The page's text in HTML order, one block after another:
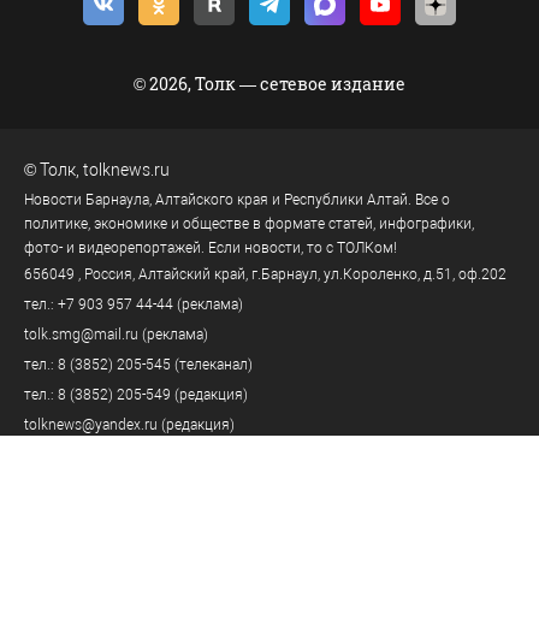
© 2026, Толк — сетевое издание
©Толк tolknews.ru
Новости Барнаула, Алтайского края и Республики Алтай. Все о
политике, экономике и обществе в формате статей, инфографики,
фото- и видеорепортажей. Если новости, то с ТОЛКом!
656049 , Россия, Алтайский край, г.Барнаул, ул.Короленко, д.51, оф.202
тел.: +7 903 957 44-44 (реклама)
tolk.smg@mail.ru (реклама)
тел.: 8 (3852) 205-545 (телеканал)
тел.: 8 (3852) 205-549 (редакция)
tolknews@yandex.ru (редакция)